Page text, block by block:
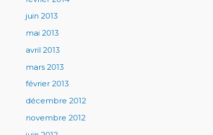
juin 2013
mai 2013
avril 2013
mars 2013
février 2013
décembre 2012
novembre 2012